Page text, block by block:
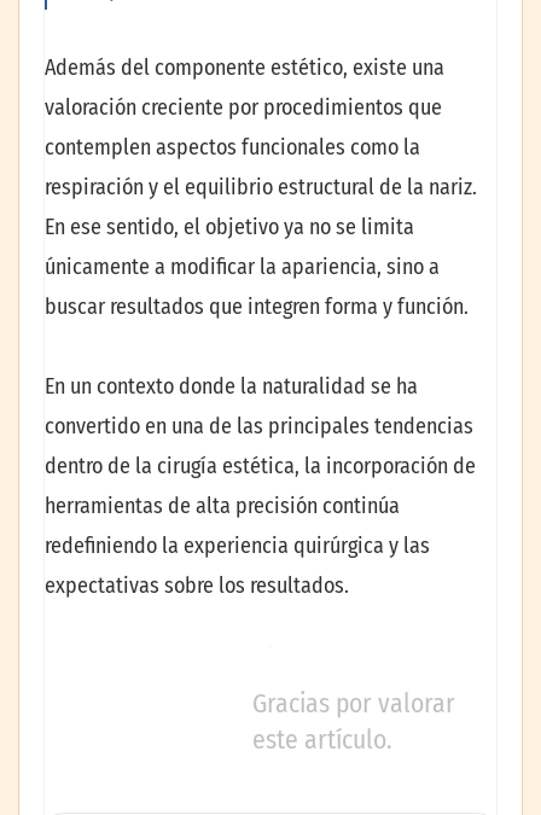
Además del componente estético, existe una
valoración creciente por procedimientos que
contemplen aspectos funcionales como la
respiración y el equilibrio estructural de la nariz.
En ese sentido, el objetivo ya no se limita
únicamente a modificar la apariencia, sino a
buscar resultados que integren forma y función.
En un contexto donde la naturalidad se ha
convertido en una de las principales tendencias
dentro de la cirugía estética, la incorporación de
herramientas de alta precisión continúa
redefiniendo la experiencia quirúrgica y las
expectativas sobre los resultados.
Gracias por valorar
este artículo.